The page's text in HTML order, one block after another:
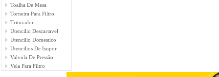
Toalha De Mesa
Torneira Para Filtro
Triturador
Utencilio Descartavel
Utencilio Domestico
Utencilios De Isopor
Valvula De Pressão
Vela Para Filtro